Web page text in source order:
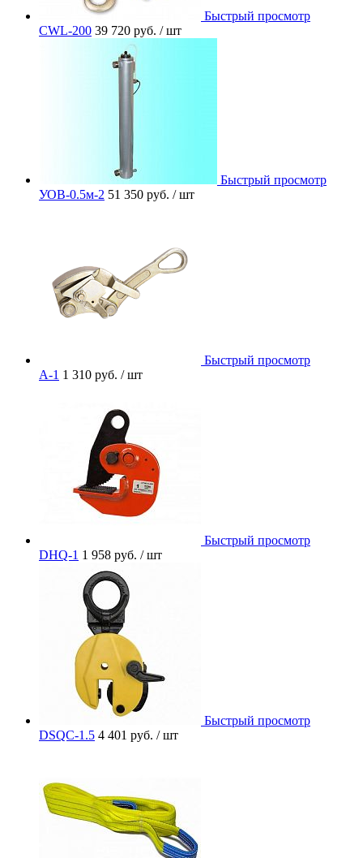
Быстрый просмотр
CWL-200 39 720 руб. / шт
Быстрый просмотр
УОВ-0.5м-2 51 350 руб. / шт
Быстрый просмотр
A-1 1 310 руб. / шт
Быстрый просмотр
DHQ-1 1 958 руб. / шт
Быстрый просмотр
DSQC-1.5 4 401 руб. / шт